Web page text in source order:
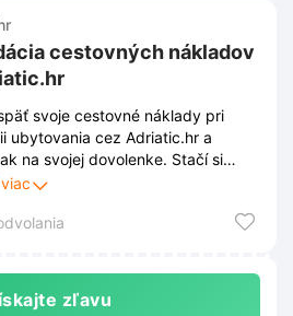
cestovných nákladov
svoje cestovné náklady pri
ubytovania cez Adriatic.hr a
na svojej dovolenke. Stačí si
širokej ponuky a využiť túto
mori.
zľavu